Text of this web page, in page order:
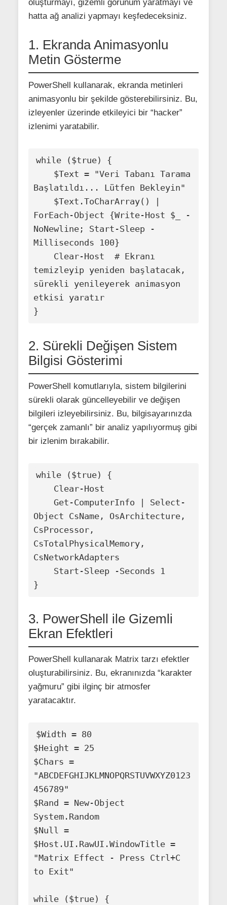
oluşturmayı, gizemli görünüm yaratmayı ve
hatta ağ analizi yapmayı keşfedeceksiniz.
1. Ekranda Animasyonlu
Metin Gösterme
PowerShell kullanarak, ekranda metinleri
animasyonlu bir şekilde gösterebilirsiniz. Bu,
izleyenler üzerinde etkileyici bir “hacker”
izlenimi yaratabilir.
while ($true) {
Başlatıldı... Lütfen Bekleyin"
ForEach-Object {Write-Host $_ -
NoNewline; Start-Sleep -
Milliseconds 100}
temizleyip yeniden başlatacak,
sürekli yenileyerek animasyon
etkisi yaratır
2. Sürekli Değişen Sistem
Bilgisi Gösterimi
PowerShell komutlarıyla, sistem bilgilerini
sürekli olarak güncelleyebilir ve değişen
bilgileri izleyebilirsiniz. Bu, bilgisayarınızda
“gerçek zamanlı” bir analiz yapılıyormuş gibi
bir izlenim bırakabilir.
while ($true) {
Object CsName, OsArchitecture,
CsProcessor,
CsTotalPhysicalMemory,
CsNetworkAdapters
}
3. PowerShell ile Gizemli
Ekran Efektleri
PowerShell kullanarak Matrix tarzı efektler
oluşturabilirsiniz. Bu, ekranınızda “karakter
yağmuru” gibi ilginç bir atmosfer
yaratacaktır.
$Width = 80
$Height = 25
$Chars =
"ABCDEFGHIJKLMNOPQRSTUVWXYZ0123
456789"
$Rand = New-Object
System.Random
$Null =
$Host.UI.RawUI.WindowTitle =
"Matrix Effect - Press Ctrl+C
to Exit"
while ($true) {